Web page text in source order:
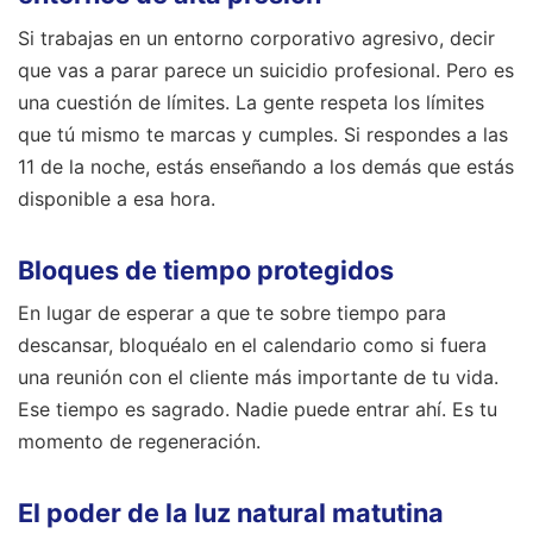
Si trabajas en un entorno corporativo agresivo, decir
que vas a parar parece un suicidio profesional. Pero es
una cuestión de límites. La gente respeta los límites
que tú mismo te marcas y cumples. Si respondes a las
11 de la noche, estás enseñando a los demás que estás
disponible a esa hora.
Bloques de tiempo protegidos
En lugar de esperar a que te sobre tiempo para
descansar, bloquéalo en el calendario como si fuera
una reunión con el cliente más importante de tu vida.
Ese tiempo es sagrado. Nadie puede entrar ahí. Es tu
momento de regeneración.
El poder de la luz natural matutina